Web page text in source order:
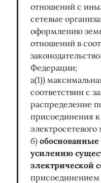
отношений с
сетевые
оформлению
отношений в
Федерации;
а(1))
соответствии с
распределение
присоединения
электросетевого
б)обоснованные
усилению
электрической